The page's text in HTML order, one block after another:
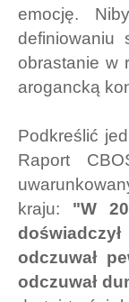
emocję.
definiowaniu
obrastanie w
arogancką
Podkreślić
Raport
kraju: "W
odczuwał
odczuwał